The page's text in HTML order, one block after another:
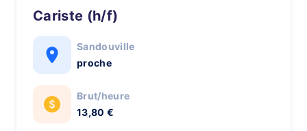
Cariste (h/f)
Sandouville
proche
Brut/heure
13,80 €